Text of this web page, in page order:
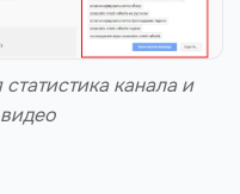
канала и